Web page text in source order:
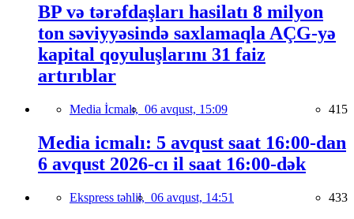
BP və tərəfdaşları hasilatı 8 milyon
ton səviyyəsində saxlamaqla AÇG-yə
kapital qoyuluşlarını 31 faiz
artırıblar
Media İcmalı, 06 avqust, 15:09 415
Media icmalı: 5 avqust saat 16:00-dan
6 avqust 2026-cı il saat 16:00-dək
Ekspress təhlil, 06 avqust, 14:51 433